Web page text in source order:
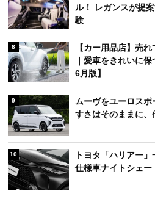
ル！ レガンスが提
験
8
【カー用品店】売
｜愛車をきれいに
6月版】
9
ムーヴをユーロス
すさはそのままに
10
トヨタ「ハリアー
仕様車ナイトシェー